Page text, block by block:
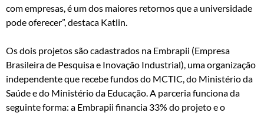
com empresas, é um dos maiores retornos que a universidade
pode oferecer”, destaca Katlin.
Os dois projetos são cadastrados na Embrapii (Empresa
Brasileira de Pesquisa e Inovação Industrial), uma organização
independente que recebe fundos do MCTIC, do Ministério da
Saúde e do Ministério da Educação. A parceria funciona da
seguinte forma: a Embrapii financia 33% do projeto e o